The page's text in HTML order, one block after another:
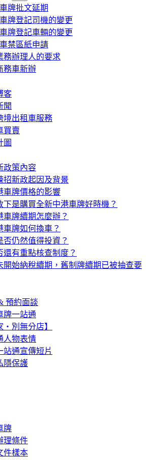
牌批文延期
牌登記司機的變更
牌登記車輛的變更
禁區紙申請
務辦理人的要求
務車新辦
客
聞
境出租車服務
買賣
圖
政策內容
招新政起因及背景
車牌價格的影響
下是購買全新中港車牌好時機？
車牌續期怎麼辦？
車牌如何換車？
否仍然值得投資？
還有重點核查制度？
開始納稅續期，舊制牌續期已被抽查要
預約面談
牌一站通
・別無分店】
人物表情
站通宣傳短片
隱保護
牌
理條件
件樣本